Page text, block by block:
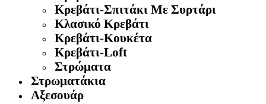
Κρεβάτι-Σπιτάκι Με Συρτάρι
Κλασικό Κρεβάτι
Κρεβάτι-Κουκέτα
Κρεβάτι-Loft
Στρώματα
Στρωματάκια
Αξεσουάρ